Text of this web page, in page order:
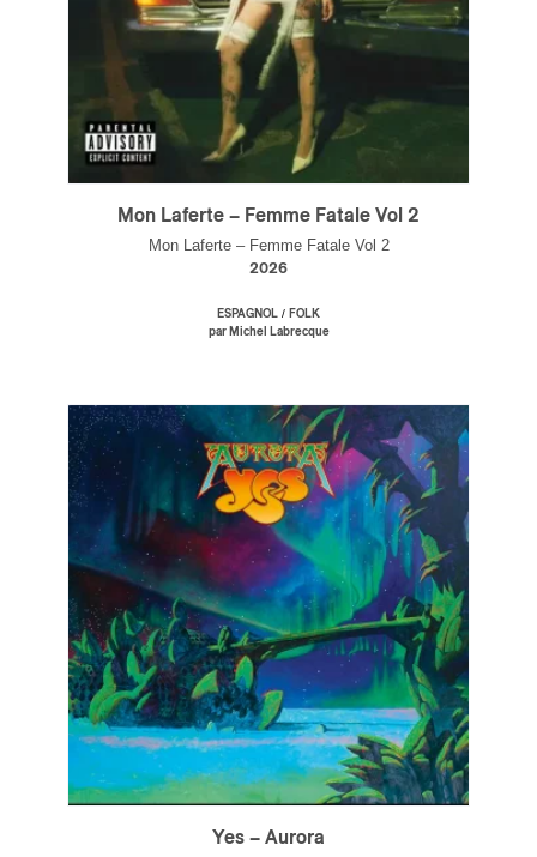
Mon Laferte – Femme Fatale Vol 2
Mon Laferte – Femme Fatale Vol 2
2026
ESPAGNOL / FOLK
par Michel Labrecque
Yes – Aurora